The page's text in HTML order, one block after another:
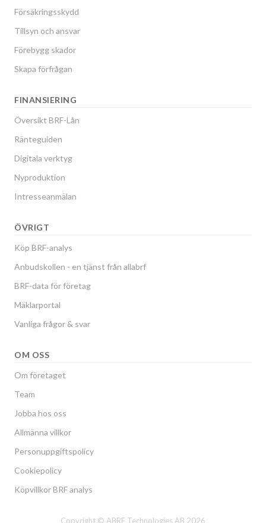
Försäkringsskydd
Tillsyn och ansvar
Förebygg skador
Skapa förfrågan
FINANSIERING
Översikt BRF-Lån
Ränteguiden
Digitala verktyg
Nyproduktion
Intresseanmälan
ÖVRIGT
Köp BRF-analys
Anbudskollen - en tjänst från allabrf
BRF-data för företag
Mäklarportal
Vanliga frågor & svar
OM OSS
Om företaget
Team
Jobba hos oss
Allmänna villkor
Personuppgiftspolicy
Cookiepolicy
Köpvillkor BRF analys
Copyright © ABRF Technologies AB 2026